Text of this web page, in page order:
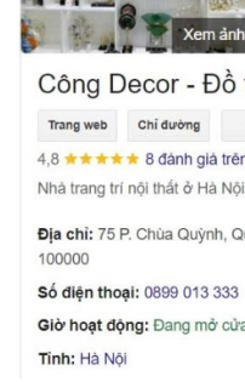
kiện tiện ích ô tô đẹp
trở nên gọn gàng,
3. Dễ Dàng Kết Hợp
Hộp khăn giấy thiên
sang trọng, dễ dàng
khác. Bạn có thể
nhưbọc vô lăng
tríđể tạo nên một
và đầy phong cách.
không thể thiếu cho